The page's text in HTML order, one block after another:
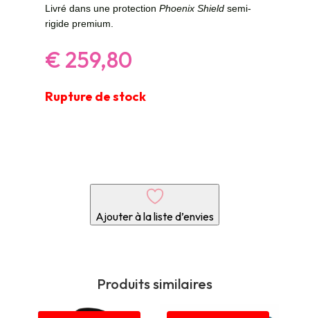
Livré dans une protection Phoenix Shieldsemi-
rigide premium.
€ 259,80
Rupture de stock
Ajouter à la liste d’envies
Produits similaires